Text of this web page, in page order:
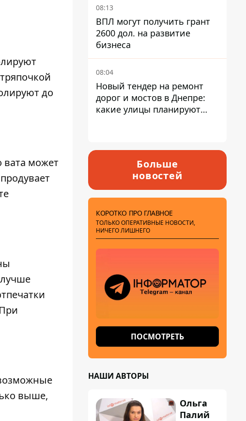
до
вата может
выше,
08:13
ВПЛ могут получить грант
2600 дол. на развитие
бизнеса
08:04
Новый тендер на ремонт
дорог и мостов в Днепре:
какие улицы планируют
Больше
новостей
КОРОТКО ПРО ГЛАВНОЕ
ТОЛЬКО ОПЕРАТИВНЫЕ НОВОСТИ,
НИЧЕГО ЛИШНЕГО
ПОСМОТРЕТЬ
НАШИ АВТОРЫ
Ольга
Палий